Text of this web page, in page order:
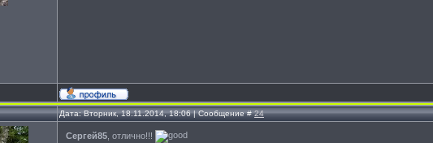
Дата: Вторник, 18.11.2014, 18:06 | Сообщение #24
Сергей85 , отлично!!!